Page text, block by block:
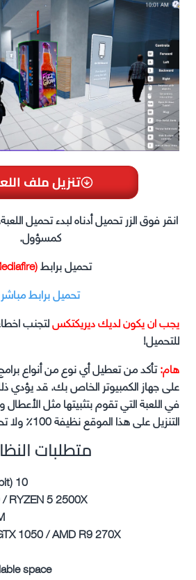
تنزيل ملف
انقر فوق الزر تحميل أدناه لبدء تحميل
كمسؤول.
تحميل برابط(Mediafire)
تحميل برابط مباشر
يجب ان يكون لديك ديريكتكسلتجنب
للتحميل!
هام:تأكد من تعطيل أي نوع من أنواع
على جهاز الكمبيوتر الخاص بك. قد
في اللعبة التي تقوم بتثبيتها مثل
التنزيل على هذا الموقع نظيفة 100٪ ولا تحتوي على أي فيروس!
متطلبات
10
RYZEN 5 2500X
1050 / AMD R9 270X
space